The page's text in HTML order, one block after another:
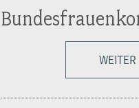
WEITER